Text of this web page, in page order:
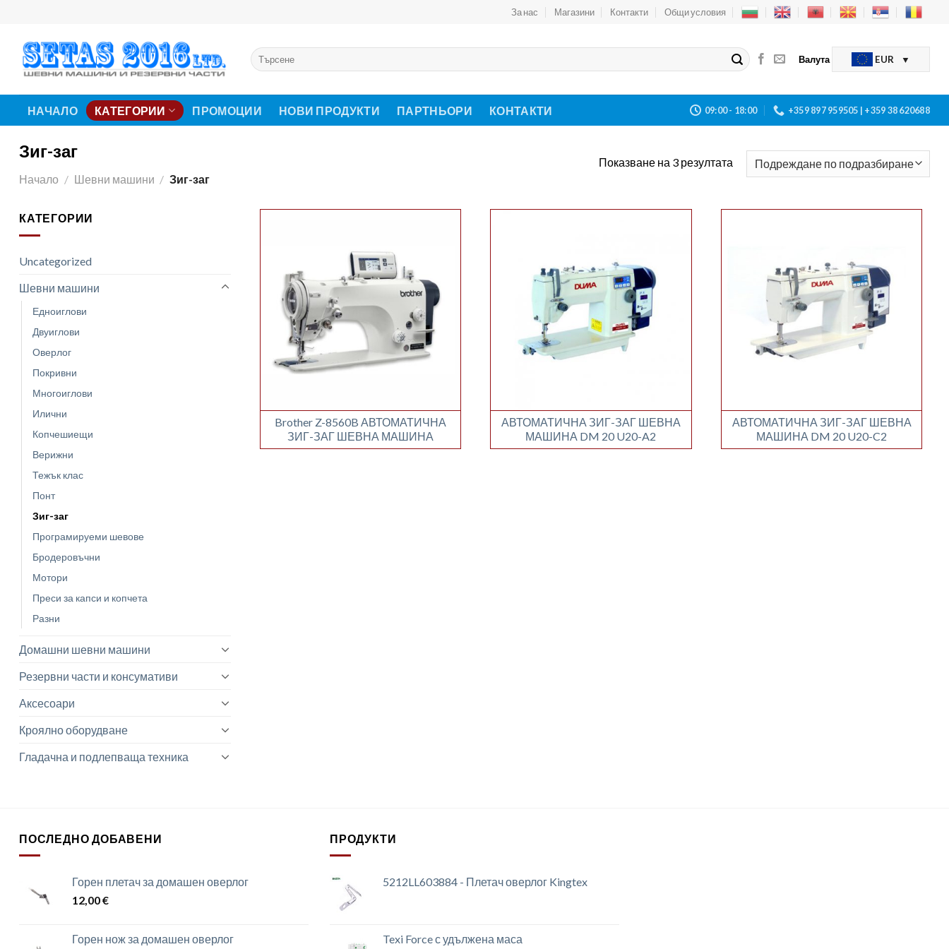
content
За нас Магазини Контакти Общи условия
Търсене
за:
Валута EUR
НАЧАЛО КАТЕГОРИИ ПРОМОЦИИ НОВИ ПРОДУКТИ ПАРТНЬОРИ КОНТАКТИ 09:00 - 18:00 +359 897 959505 | +359 38 620688
Зиг-заг
Начало / Шевни машини / Зиг-заг
Показване на 3 резултата
КАТЕГОРИИ
Uncategorized
Шевни машини
Едноиглови
Двуиглови
Оверлог
Покривни
Многоиглови
Илични
Копчешиещи
Верижни
Тежък клас
Понт
Зиг-заг
Програмируеми шевове
Бродеровъчни
Мотори
Преси за капси и копчета
Разни
Домашни шевни машини
Резервни части и консумативи
Аксесоари
Кроялно оборудване
Гладачна и подлепваща техника
Brother Z-8560B АВТОМАТИЧНА
ЗИГ-ЗАГ ШЕВНА МАШИНА
АВТОМАТИЧНА ЗИГ-ЗАГ ШЕВНА
МАШИНА DM 20 U20-A2
АВТОМАТИЧНА ЗИГ-ЗАГ ШЕВНА
МАШИНА DM 20 U20-C2
ПОСЛЕДНО ДОБАВЕНИ
Горен плетач за домашен оверлог
12,00€
Горен нож за домашен оверлог
ПРОДУКТИ
5212LL603884 - Плетач оверлог Kingtex
Texi Force с удължена маса